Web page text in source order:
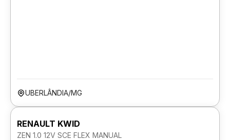
UBERLÂNDIA/MG
RENAULT KWID
ZEN 1.0 12V SCE FLEX MANUAL